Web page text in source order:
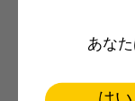
あな